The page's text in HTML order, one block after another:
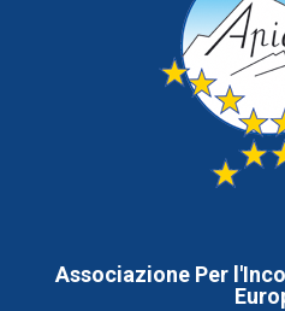
Associazione Per